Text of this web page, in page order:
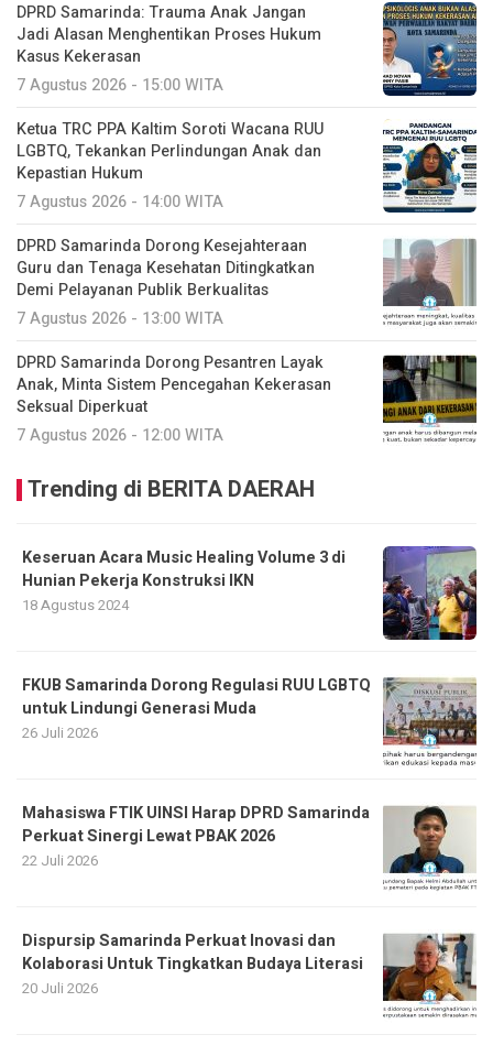
DPRD Samarinda: Trauma Anak Jangan
Jadi Alasan Menghentikan Proses Hukum
Kasus Kekerasan
7 Agustus 2026 - 15:00 WITA
Ketua TRC PPA Kaltim Soroti Wacana RUU
LGBTQ, Tekankan Perlindungan Anak dan
Kepastian Hukum
7 Agustus 2026 - 14:00 WITA
DPRD Samarinda Dorong Kesejahteraan
Guru dan Tenaga Kesehatan Ditingkatkan
Demi Pelayanan Publik Berkualitas
7 Agustus 2026 - 13:00 WITA
DPRD Samarinda Dorong Pesantren Layak
Anak, Minta Sistem Pencegahan Kekerasan
Seksual Diperkuat
7 Agustus 2026 - 12:00 WITA
Trending di BERITA DAERAH
Keseruan Acara Music Healing Volume 3 di
Hunian Pekerja Konstruksi IKN
18 Agustus 2024
FKUB Samarinda Dorong Regulasi RUU LGBTQ
untuk Lindungi Generasi Muda
26 Juli 2026
Mahasiswa FTIK UINSI Harap DPRD Samarinda
Perkuat Sinergi Lewat PBAK 2026
22 Juli 2026
Dispursip Samarinda Perkuat Inovasi dan
Kolaborasi Untuk Tingkatkan Budaya Literasi
20 Juli 2026